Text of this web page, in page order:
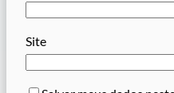
Site